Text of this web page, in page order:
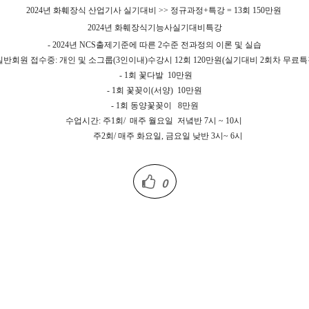
2024년 화훼장식 산업기사 실기대비 >> 정규과정+특강 = 13회 150만원
2024년 화훼장식 기능사실기대비특강
- 2024년 NCS출제기준에 따른 2수준 전과정의 이론 및 실습
반회원 접수중: 개인 및 소그룹(3인이내)수강시 12회 120만원(실기대비 2회차 무료특
- 1회 꽃다발 10만원
- 1회 꽃꽂이(서양) 10만원
- 1회 동양꽃꽂이 8만원
수업시간: 주1회/ 매주 월요일 저녘반 7시 ~ 10시
주2회/ 매주 화요일, 금요일 낮반 3시~ 6시
0